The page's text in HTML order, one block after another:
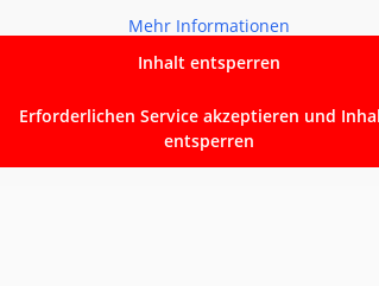
Mehr Informationen
Inhalt entsperren
Erforderlichen Service akzeptieren und
entsperren